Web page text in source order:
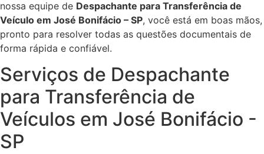
nossa equipe de Despachante para Transferência de
Veículo em José Bonifácio – SP, você está em boas mãos,
pronto para resolver todas as questões documentais de
forma rápida e confiável.
Serviços de Despachante
para Transferência de
Veículos em José Bonifácio -
SP